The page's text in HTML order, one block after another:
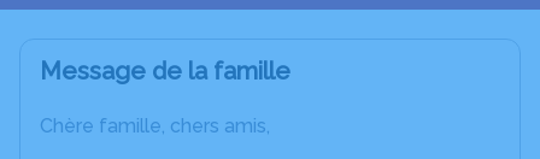
Message de la famille
Chère famille, chers amis,